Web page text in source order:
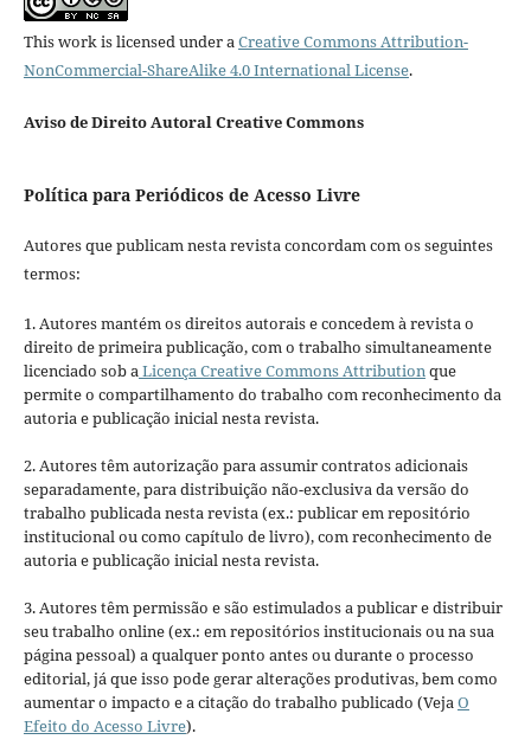
This work is licensed under aCreative Commons Attribution-
NonCommercial-ShareAlike 4.0 International License.
Aviso de Direito Autoral Creative Commons
Política para Periódicos de Acesso Livre
Autores que publicam nesta revista concordam com os seguintes
termos:
1. Autores mantém os direitos autorais e concedem à revista o
direito de primeira publicação, com o trabalho simultaneamente
licenciado sob aLicença Creative Commons Attributionque
permite o compartilhamento do trabalho com reconhecimento da
autoria e publicação inicial nesta revista.
2. Autores têm autorização para assumir contratos adicionais
separadamente, para distribuição não-exclusiva da versão do
trabalho publicada nesta revista (ex.: publicar em repositório
institucional ou como capítulo de livro), com reconhecimento de
autoria e publicação inicial nesta revista.
3. Autores têm permissão e são estimulados a publicar e distribuir
seu trabalho online (ex.: em repositórios institucionais ou na sua
página pessoal) a qualquer ponto antes ou durante o processo
editorial, já que isso pode gerar alterações produtivas, bem como
aumentar o impacto e a citação do trabalho publicado (VejaO
Efeito do Acesso Livre).